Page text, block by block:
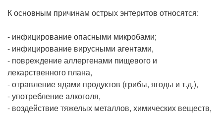
К основным причинам острых энтеритов относятся:
- инфицирование опасными микробами;
- инфицирование вирусными агентами,
- повреждение аллергенами пищевого и
лекарственного плана,
- отравление ядами продуктов (грибы, ягоды и т.д.),
- употребление алкоголя,
- воздействие тяжелых металлов, химических веществ,